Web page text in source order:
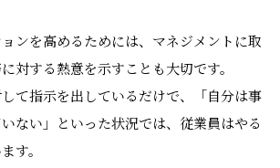
ンを高めるためには、マネジメントに取
対する熱意を示すことも大切です。
て指示を出しているだけで、「自分は事
ない」といった状況では、従業員はやる
す。